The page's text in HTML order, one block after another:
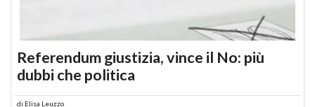
Referendum giustizia, vince il No: più
dubbi che politica
di Elisa Leuzzo